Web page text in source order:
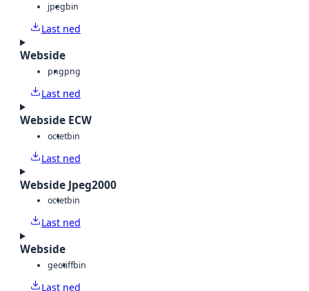
jpegbin
Last ned
Webside
pngpng
Last ned
Webside ECW
octetbin
Last ned
Webside Jpeg2000
octetbin
Last ned
Webside
geotiffbin
Last ned